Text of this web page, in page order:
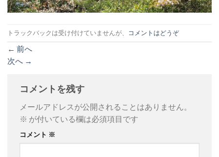
トラックバックは受け付けていませんが、 コメントはどうぞ
← 前へ
次へ →
コメントを残す
メールアドレスが公開されることはありません。
※ が付いている欄は必須項目です
コメント ※